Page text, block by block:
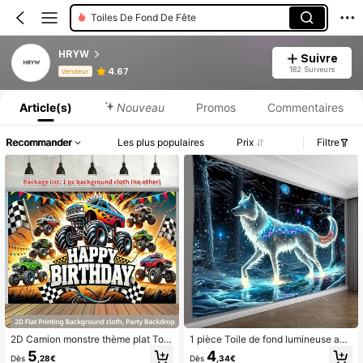
Décoration Extérieure
HRYW
Vendeur 4.67
Suivre
182 Suiveurs
Informations produit : Divulgation des prix, détails sur les ventes et le stock.
Article(s) Nouveau Promos Commentaires
Recommander Les plus populaires Prix Filtre
2D Camion monstre thème plat Toil
e de fond de photographie en polye
Dès 5 ,28€
1 pièce Toile de fond lumineuse ave
c loup blanc, cadeau créatif parfait
Dès 4,34€